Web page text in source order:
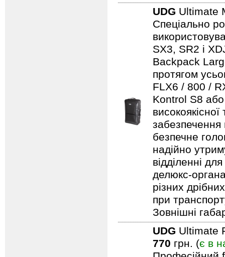
UDG Ultimate
Спеціально
SX3, SR2 і
Backpack
протягом
FLX6 / 800 /
Kontrol S8 або
забезпечення
безпечне
надійно
відділенні
делюкс-
різних
при
Зовнішні
UDG Ultimate
770 грн. (є в